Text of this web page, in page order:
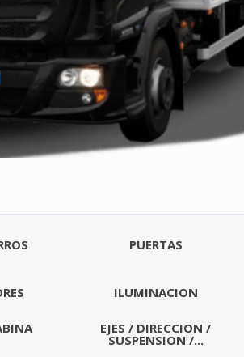
PUERTAS
ILUMINACION
EJES / DIRECCION /
SUSPENSION /...